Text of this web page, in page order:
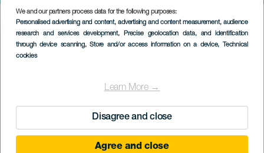
We and our partners process data for the following purposes:
Personalised advertising and content, advertising and content measurement, audience
research and services development, Precise geolocation data, and identification
through device scanning, Store and/or access information on a device, Technical
cookies
Learn More →
Disagree and close
Agree and close
Imagen
Listado